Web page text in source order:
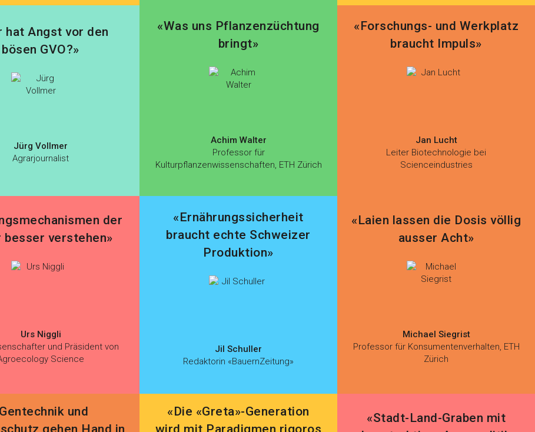
hat Angst vor den
bösen GVO?»
Jürg Vollmer
Agrarjournalist
«Was uns Pflanzenzüchtung
bringt»
Achim Walter
Professor für
Kulturpflanzenwissenschaften, ETH Zürich
«Forschungs- und Werkplatz
braucht Impuls»
Jan Lucht
Leiter Biotechnologie bei
Scienceindustries
der
besser verstehen»
Urs Niggli
und Präsident von
Science
«Ernährungssicherheit
braucht echte Schweizer
Produktion»
Jil Schuller
Redaktorin «BauernZeitung»
«Laien lassen die Dosis völlig
ausser Acht»
Michael Siegrist
Professor für Konsumentenverhalten, ETH
Zürich
und
«Die «Greta»-Generation
«Stadt-Land-Graben mit